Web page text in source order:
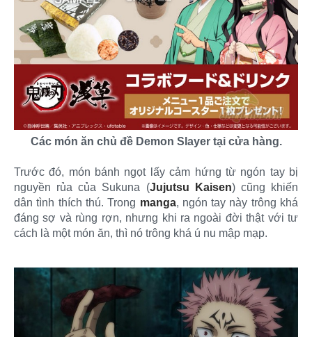
Các món ăn chủ đề Demon Slayer tại cửa hàng.
Trước đó, món bánh ngọt lấy cảm hứng từ ngón tay bị
nguyền rủa của Sukuna (Jujutsu Kaisen) cũng khiến
dân tình thích thú. Trong manga, ngón tay này trông khá
đáng sợ và rùng rợn, nhưng khi ra ngoài đời thật với tư
cách là một món ăn, thì nó trông khá ú nu mập mạp.